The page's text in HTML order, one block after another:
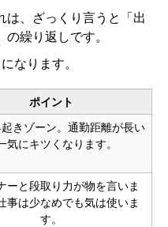
、ざっくり言うと「出
繰り返しです。
なります。
ポイント
きゾーン。通勤距離が長い
気にキツくなります。
ーと段取り力が物を言いま
事は少なめでも気は使いま
す。